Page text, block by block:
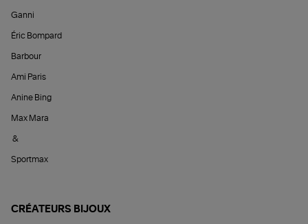
Ganni
Éric Bompard
Barbour
Ami Paris
Anine Bing
Max Mara
&
Sportmax
CRÉATEURS BIJOUX